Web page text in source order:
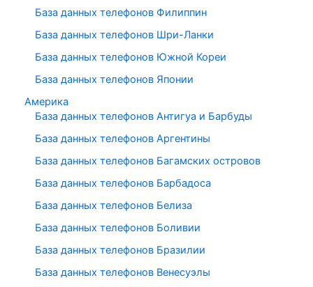
База данных телефонов Филиппин
База данных телефонов Шри-Ланки
База данных телефонов Южной Кореи
База данных телефонов Японии
Америка
База данных телефонов Антигуа и Барбуды
База данных телефонов Аргентины
База данных телефонов Багамских островов
База данных телефонов Барбадоса
База данных телефонов Белиза
База данных телефонов Боливии
База данных телефонов Бразилии
База данных телефонов Венесуэлы